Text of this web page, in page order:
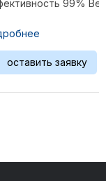
диаметр 94 мм,
подробнее
оставить